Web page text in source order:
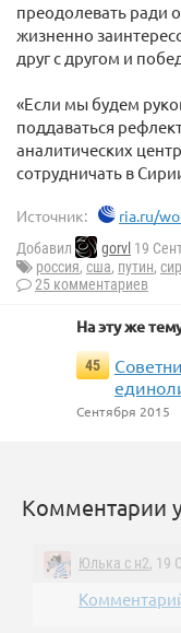
преодолевать ради
жизненно
друг с другом и
«Если мы будем
поддаваться
аналитических
сотрудничать в
Источник: ria.ru/
Добавил gorvl 19
россия, сша, путин,
25 комментариев
На эту же
45
Сентября 2015
Комментарии
Юлька с н2, 19